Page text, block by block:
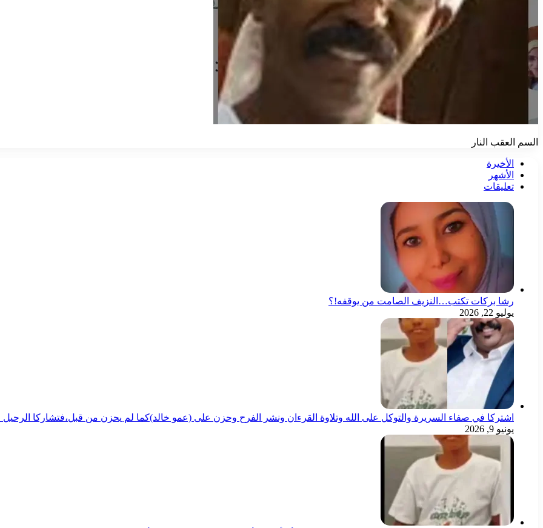
السم العقب النار
الأخيرة
الأشهر
تعليقات
رشا بركات تكتب…النزيف الصامت من يوقفه!؟
يوليو 22, 2026
اشتركا في صفاء السريرة والتوكل على الله وتلاوة القرءان ونشر الفرح وحزن على (عمو خالد)كما لم يحزن من قبل،فتشاركا الرحيل
يونيو 9, 2026